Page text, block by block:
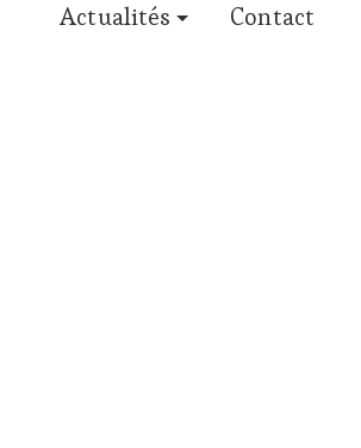
Actualités Contact